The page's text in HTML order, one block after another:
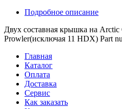
Подробное описание
Двух составная крышка на Arctic
Prowler(исключая 11 HDX) Part
Главная
Каталог
Оплата
Доставка
Сервис
Как заказать